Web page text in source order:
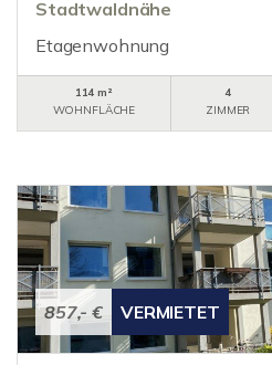
Stadtwaldnähe
Etagenwohnung
114 m²
WOHNFLÄCHE
4
ZIMMER
857,- € VERMIETET